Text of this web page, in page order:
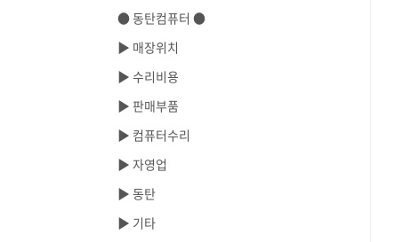
● 동탄컴퓨터 ●
▶ 매장위치
▶ 수리비용
▶ 판매부품
▶ 컴퓨터수리
▶ 자영업
▶ 동탄
▶ 기타